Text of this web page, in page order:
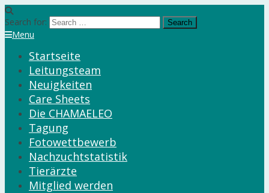
Search for:
Menu
Startseite
Leitungsteam
Neuigkeiten
Care Sheets
Die CHAMAELEO
Tagung
Fotowettbewerb
Nachzuchtstatistik
Tierärzte
Mitglied werden